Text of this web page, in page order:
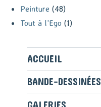
Peinture (48)
Tout à l'Ego (1)
ACCUEIL
BANDE-DESSINÉES
GALERIES